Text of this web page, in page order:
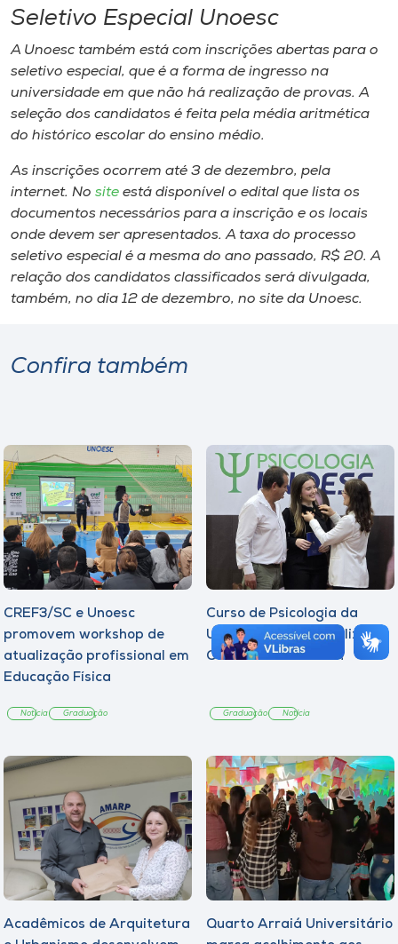
A+
Seletivo Especial Unoesc
A Unoesc também está com inscrições abertas para o
seletivo especial, que é a forma de ingresso na
universidade em que não há realização de provas. A
seleção dos candidatos é feita pela média aritmética
do histórico escolar do ensino médio.
As inscrições ocorrem até 3 de dezembro, pela
internet. No site está disponível o edital que lista os
documentos necessários para a inscrição e os locais
onde devem ser apresentados. A taxa do processo
seletivo especial é a mesma do ano passado, R$ 20. A
relação dos candidatos classificados será divulgada,
também, no dia 12 de dezembro, no site da Unoesc.
Confira também
CREF3/SC e Unoesc
promovem workshop de
atualização profissional em
Educação Física
Notícia Graduação
Curso de Psicologia da
Unoesc Joaçaba realiza 2ª
Cerimônia do Botton
Graduação Notícia
Acadêmicos de Arquitetura
Quarto Arraiá Universitário